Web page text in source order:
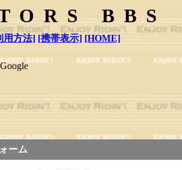
BBS
用方法] [携帯表示] [HOME]
ーム